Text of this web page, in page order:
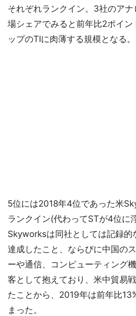
それぞれランクイン。3社のア
場シェアでみると前年比2ポイン
ップのTIに肉薄する規模となる。
5位には2018年4位であった米
ランクイン(代わってSTが4位に
Skyworksは同社としては記録的
達成したこと、ならびに中国の
ーや通信、コンピューティング
客として抱えており、米中貿易
たことから、2019年は前年比
まった。